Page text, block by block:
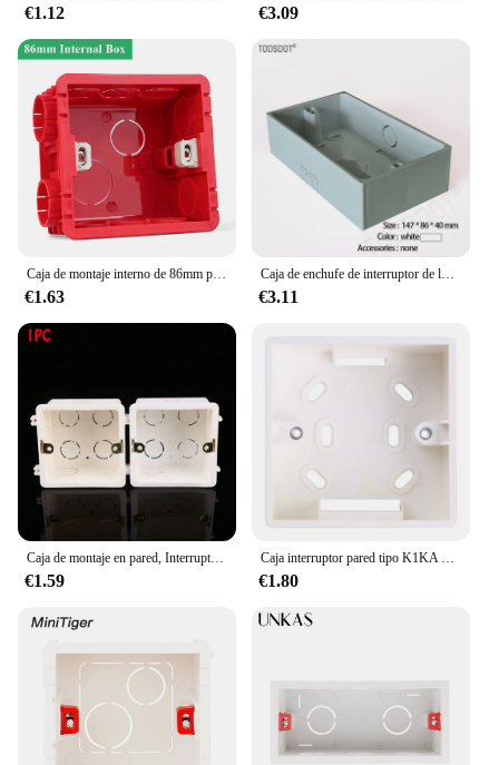
€1.12 €3.09
Caja de montaje interno de 86mm para equipos eléctricos, caja de pared de montaje externo de 118mm para el hogar, Interruptor táctil inteligente, interruptor wifi
€1.63
Caja de enchufe de interruptor de lujo, montaje externo para luz táctil inteligente, interruptor de pared, 6 Entradas, blanco, negro, gris, dorado, 147x86x40mm
€3.11
Caja de montaje en pared, Interruptor táctil estándar, caja de conexiones de casete, plástico PVC de alta calidad, ignífugo, caja trasera de Waring, 1 ud.
€1.59
Caja interruptor pared tipo K1KA 86, salida eléctrica, caja conexiones montaje empotrado, caja trasera montaje en
€1.80